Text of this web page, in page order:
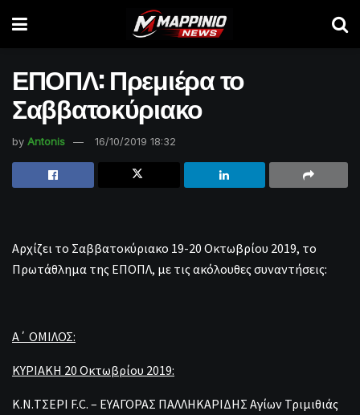
ΕΠΟΠΛ: Πρεμιέρα το
Σαββατοκύριακο
by Antonis 16/10/2019 18:32
Αρχίζει τo Σαββατοκύριακο 19-20 Οκτωβρίου 2019, το
Πρωτάθλημα της ΕΠΟΠΛ, με τις ακόλουθες συναντήσεις:
Α΄ ΟΜΙΛΟΣ:
ΚΥΡΙΑΚΗ 20 Οκτωβρίου 2019:
Κ.Ν.ΤΣΕΡΙ F.C. – ΕΥΑΓΟΡΑΣ ΠΑΛΛΗΚΑΡΙΔΗΣ Αγίων Τριμιθιάς